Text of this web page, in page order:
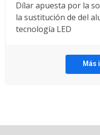
Dílar apuesta por la
la sustitución de del
tecnología LED
Más